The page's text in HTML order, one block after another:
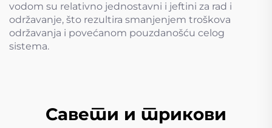
vodom su relativno jednostavni i jeftini za rad i
održavanje, što rezultira smanjenjem troškova
održavanja i povećanom pouzdanošću celog
sistema.
Савети и трикови